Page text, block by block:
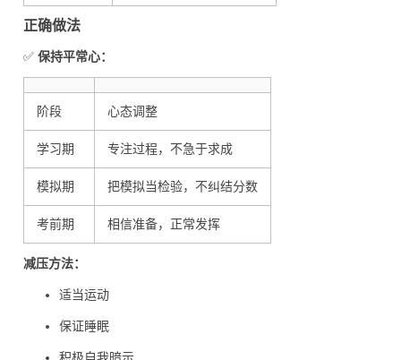
正确做法
✅ 保持平常心：
阶段 心态调整
学习期 专注过程，不急于求成
模拟期 把模拟当检验，不纠结分数
考前期 相信准备，正常发挥
减压方法：
适当运动
保证睡眠